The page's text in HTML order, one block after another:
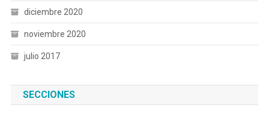
diciembre 2020
noviembre 2020
julio 2017
SECCIONES